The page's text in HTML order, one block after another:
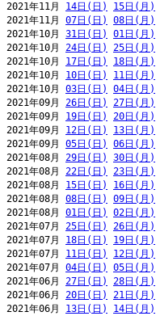
2021年11月 14日(日) 15日(月)
2021年11月 07日(日) 08日(月)
2021年10月 31日(日) 01日(月)
2021年10月 24日(日) 25日(月)
2021年10月 17日(日) 18日(月)
2021年10月 10日(日) 11日(月)
2021年10月 03日(日) 04日(月)
2021年09月 26日(日) 27日(月)
2021年09月 19日(日) 20日(月)
2021年09月 12日(日) 13日(月)
2021年09月 05日(日) 06日(月)
2021年08月 29日(日) 30日(月)
2021年08月 22日(日) 23日(月)
2021年08月 15日(日) 16日(月)
2021年08月 08日(日) 09日(月)
2021年08月 01日(日) 02日(月)
2021年07月 25日(日) 26日(月)
2021年07月 18日(日) 19日(月)
2021年07月 11日(日) 12日(月)
2021年07月 04日(日) 05日(月)
2021年06月 27日(日) 28日(月)
2021年06月 20日(日) 21日(月)
2021年06月 13日(日) 14日(月)